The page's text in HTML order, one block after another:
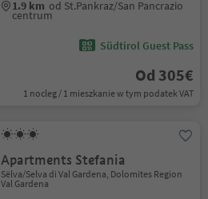
1.9 km od St.Pankraz/San Pancrazio
centrum
Südtirol Guest Pass
Od 305€
1 nocleg / 1 mieszkanie w tym podatek VAT
Apartments Stefania
Sëlva/Selva di Val Gardena, Dolomites Region
Val Gardena